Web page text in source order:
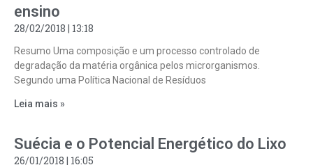
ensino
28/02/2018 13:18
Resumo Uma composição e um processo controlado de
degradação da matéria orgânica pelos microrganismos.
Segundo uma Política Nacional de Resíduos
Leia mais »
Suécia e o Potencial Energético do Lixo
26/01/2018 16:05